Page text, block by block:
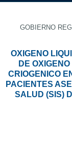
GOBIERNO
OXIGENO
DE
CRIOGENICO
PACIENTES
SALUD (SIS)